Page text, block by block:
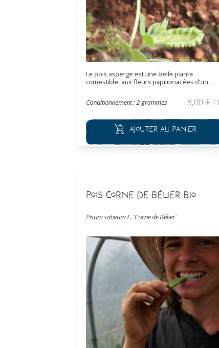
Le pois asperge est une belle plante
comestible, aux fleurs papilionacées d'un
étonnants, aux gousses ailées. Les gousses
peuvent se consommer jeunes comme des
tard elles peuvent être écossées pour en
récolter les pois, qui se mangent également.
De port buissonnant, elle fleurit tout l'été et
est également intéressante en ornementale.
Conditionnement : 2 grammes 3,00 €
Ajouter au panier
Pois Corne de Bélier Bio
Pisum sativum L. 'Corne de Bélier'